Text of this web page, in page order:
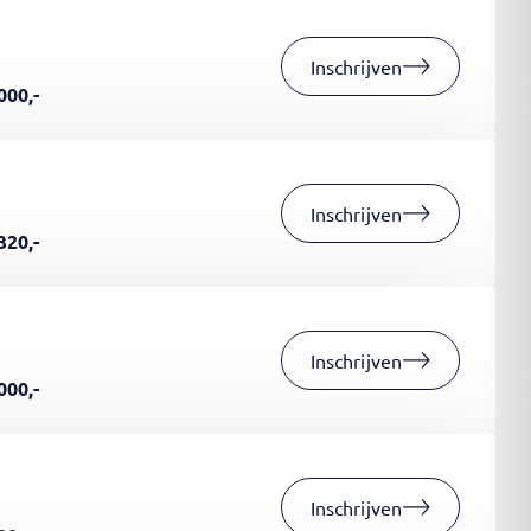
Inschrijven
Inschrijven
Inschrijven
Inschrijven